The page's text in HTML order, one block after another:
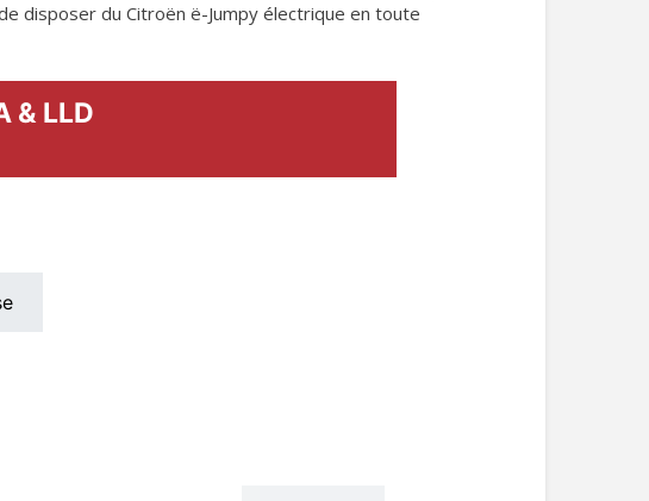
disposer du Citroën ë-Jumpy électrique en toute